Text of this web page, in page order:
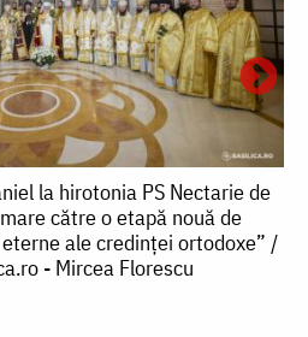
la hirotonia PS Nectarie de
către o etapă nouă de
ale credinței ortodoxe” /
- Mircea Florescu